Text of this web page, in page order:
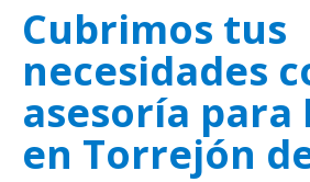
Cubrimos tus
necesidades
asesoría para
en Torrejón